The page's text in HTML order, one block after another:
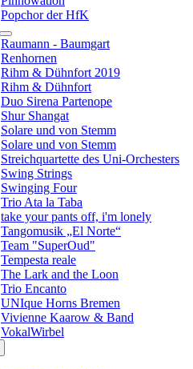
Popchor der HfK
Raumann - Baumgart
Renhornen
Rihm & Dühnfort 2019
Rihm & Dühnfort
Duo Sirena Partenope
Shur Shangat
Solare und von Stemm
Solare und von Stemm
Streichquartette des Uni-Orchesters
Swing Strings
Swinging Four
Trio Ata la Taba
take your pants off, i'm lonely
Tangomusik „El Norte“
Team "SuperOud"
Tempesta reale
The Lark and the Loon
Trio Encanto
UNIque Horns Bremen
Vivienne Kaarow & Band
VokalWirbel